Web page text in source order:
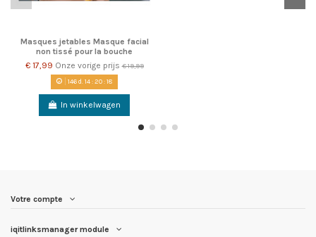
Masques jetables Masque facial
non tissé pour la bouche
€ 17,99 Onze vorige prijs€ 19,99
146d. 14:20:18
In winkelwagen
Votre compte
iqitlinksmanager module